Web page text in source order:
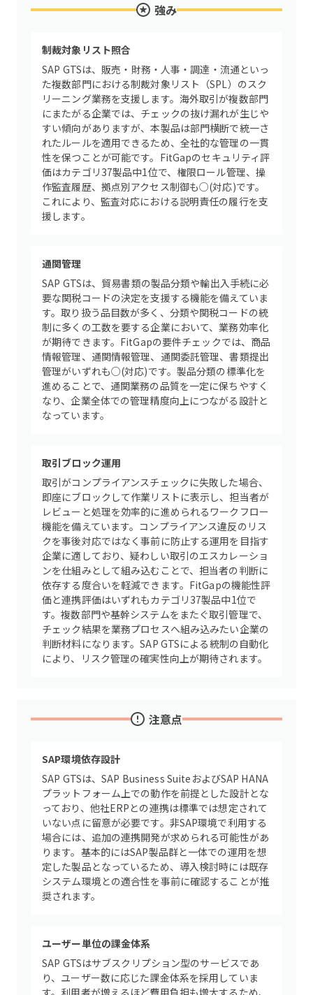
強み
制裁対象リスト照合
SAP GTSは、販売・財務・人事・調達・流通といっ
た複数部門における制裁対象リスト（SPL）のスク
リーニング業務を支援します。海外取引が複数部門
にまたがる企業では、チェックの抜け漏れが生じや
すい傾向がありますが、本製品は部門横断で統一さ
れたルールを適用できるため、全社的な管理の一貫
性を保つことが可能です。FitGapのセキュリティ評
価はカテゴリ37製品中1位で、権限ロール管理、操
作監査履歴、拠点別アクセス制御も○(対応)です。
これにより、監査対応における説明責任の履行を支
援します。
通関管理
SAP GTSは、貿易書類の製品分類や輸出入手続に必
要な関税コードの決定を支援する機能を備えていま
す。取り扱う品目数が多く、分類や関税コードの統
制に多くの工数を要する企業において、業務効率化
が期待できます。FitGapの要件チェックでは、商品
情報管理、通関情報管理、通関委託管理、書類提出
管理がいずれも○(対応)です。製品分類の標準化を
進めることで、通関業務の品質を一定に保ちやすく
なり、企業全体での管理精度向上につながる設計と
なっています。
取引ブロック運用
取引がコンプライアンスチェックに失敗した場合、
即座にブロックして作業リストに表示し、担当者が
レビューと処理を効率的に進められるワークフロー
機能を備えています。コンプライアンス違反のリス
クを事後対応ではなく事前に防止する運用を目指す
企業に適しており、疑わしい取引のエスカレーショ
ンを仕組みとして組み込むことで、担当者の判断に
依存する度合いを軽減できます。FitGapの機能性評
価と連携評価はいずれもカテゴリ37製品中1位で
す。複数部門や基幹システムをまたぐ取引管理で、
チェック結果を業務プロセスへ組み込みたい企業の
判断材料になります。SAP GTSによる統制の自動化
により、リスク管理の確実性向上が期待されます。
注意点
SAP環境依存設計
SAP GTSは、SAP Business SuiteおよびSAP HANA
プラットフォーム上での動作を前提とした設計とな
っており、他社ERPとの連携は標準では想定されて
いない点に留意が必要です。非SAP環境で利用する
場合には、追加の連携開発が求められる可能性があ
ります。基本的にはSAP製品群と一体での運用を想
定した製品となっているため、導入検討時には既存
システム環境との適合性を事前に確認することが推
奨されます。
ユーザー単位の課金体系
SAP GTSはサブスクリプション型のサービスであ
り、ユーザー数に応じた課金体系を採用していま
す。利用者が増えるほど費用負担も増大するため、